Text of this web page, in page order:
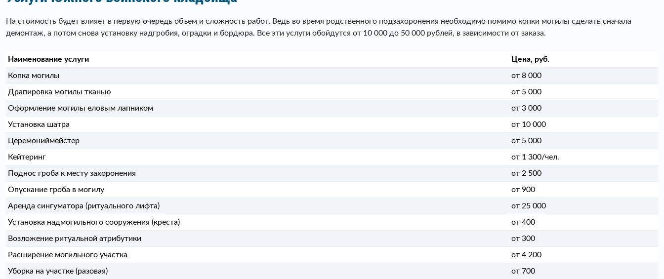
На стоимость будет влияет в первую очередь объем и сложность работ. Ведь во время родственного подзахоронения необходимо помимо копки могилы сделать сначала
демонтаж, а потом снова установку надгробия, оградки и бордюра. Все эти услуги обойдутся от 10 000 до 50 000 рублей, в зависимости от заказа.
Наименование услуги Цена, руб.
Копка могилы от 8 000
Драпировка могилы тканью от 5 000
Оформление могилы еловым лапником от 3 000
Установка шатра от 10 000
Церемониймейстер от 5 000
Кейтеринг от 1 300/чел.
Поднос гроба к месту захоронения от 2 500
Опускание гроба в могилу от 900
Аренда сингуматора (ритуального лифта) от 25 000
Установка надмогильного сооружения (креста) от 400
Возложение ритуальной атрибутики от 300
Расширение могильного участка от 4 200
Уборка на участке (разовая) от 700